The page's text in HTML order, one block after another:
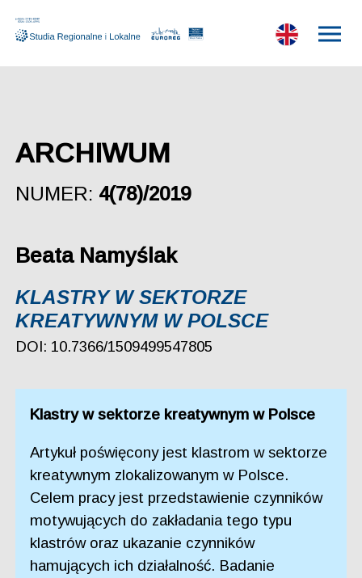
ARCHIWUM
NUMER: 4(78)/2019
Beata Namyślak
KLASTRY W SEKTORZE
KREATYWNYM W POLSCE
DOI: 10.7366/1509499547805
Klastry w sektorze kreatywnym w Polsce
Artykuł poświęcony jest klastrom w sektorze
kreatywnym zlokalizowanym w Polsce.
Celem pracy jest przedstawienie czynników
motywujących do zakładania tego typu
klastrów oraz ukazanie czynników
hamujących ich działalność. Badanie